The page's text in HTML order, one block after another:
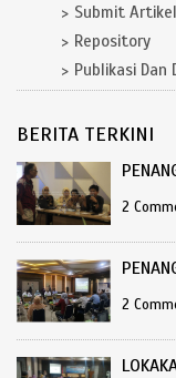
Submit Artikel
Repository
Publikasi Dan
BERITA TERKINI
2
2